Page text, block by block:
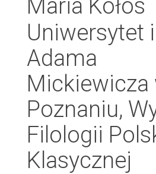
Maria Kołos
Uniwersytet
Adama
Mickiewicza
Poznaniu,
Filologii
Klasycznej